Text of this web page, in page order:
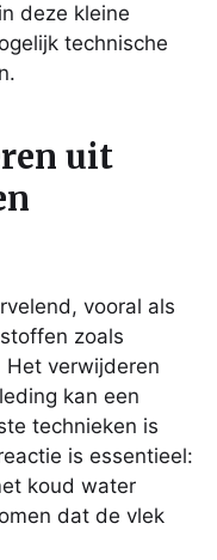
deze kleine
technische
uit
vooral als
zoals
Het verwijderen
kan een
technieken is
is essentieel:
koud water
dat de vlek